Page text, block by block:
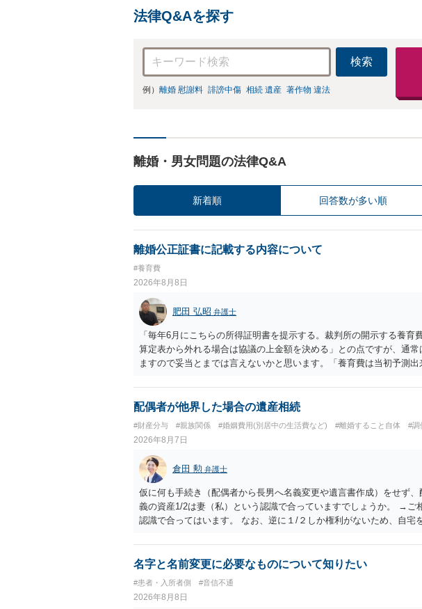
法律Q&Aを探す
検索
例） 離婚 慰謝料 誹謗中傷 相続 遺産 著作物 違法
離婚・男女問題の法律Q&A
新着順 回答数が多い順
離婚公正証書に記載する内容について
#養育費
2026年8月8日
肥田 弘昭 弁護士
「毎年6月にこちらの所得証明書を提示する。裁判所の開示する養育
算定表から外れる場合は協議の上金額を決める」との点ですが、通
ますので妥当とまでは言えないかと思います。「養育費は当初予測
く事になり、上記のような文言が無くても養育費の見直しは適宜出
か？との点はそのとおりかと思います。養育費は事情の変更があっ
配偶者が他界した場合の遺産相続
#財産分与 #親族関係 #婚姻費用(別居中の生活費など) #離婚すること自体 #調
2026年8月7日
倉田 勲 弁護士
仮に何も手続き（配偶者から長男へ名義変更や遺言書作成）をせず
義の資産1/2は妻（私）という認識で合っていますでしょうか。 →ご
認識で合ってはいます。 なお、逆に１/２しか権利がないため、自宅
名字と名前変更に必要なものについて知りたい
#患者・入所者側 #音信不通
2026年8月8日